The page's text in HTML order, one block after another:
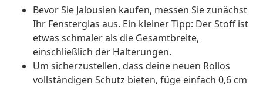
Bevor Sie Jalousien kaufen, messen Sie zunächst
Ihr Fensterglas aus. Ein kleiner Tipp: Der Stoff ist
etwas schmaler als die Gesamtbreite,
einschließlich der Halterungen.
Um sicherzustellen, dass deine neuen Rollos
vollständigen Schutz bieten, füge einfach 0,6 cm